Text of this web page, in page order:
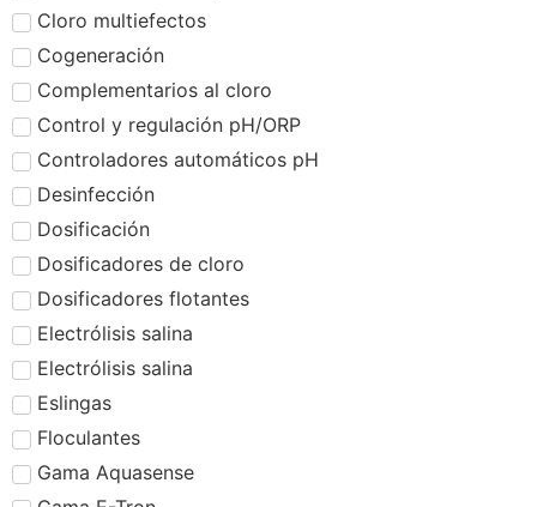
Cloro multiefectos
Cogeneración
Complementarios al cloro
Control y regulación pH/ORP
Controladores automáticos pH
Desinfección
Dosificación
Dosificadores de cloro
Dosificadores flotantes
Electrólisis salina
Electrólisis salina
Eslingas
Floculantes
Gama Aquasense